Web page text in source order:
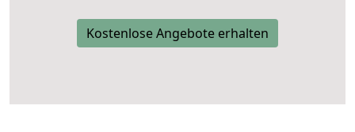
Kostenlose Angebote erhalten